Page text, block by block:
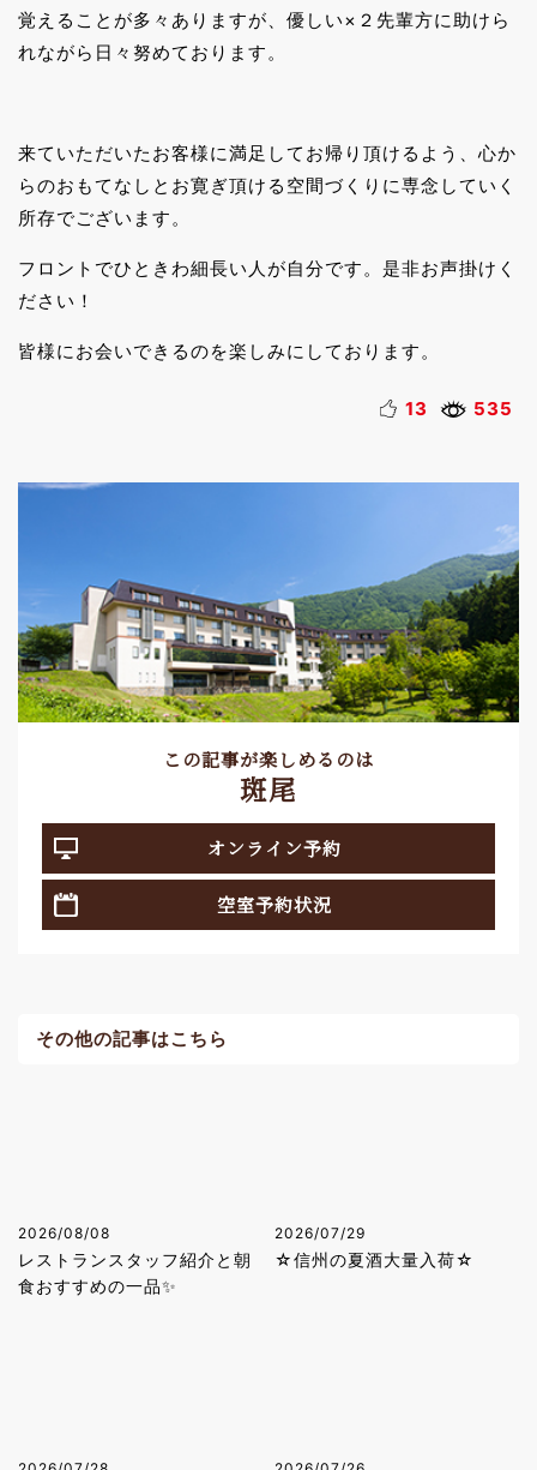
覚えることが多々ありますが、優しい×２先輩方に助けら
れながら日々努めております。
来ていただいたお客様に満足してお帰り頂けるよう、心か
らのおもてなしとお寛ぎ頂ける空間づくりに専念していく
所存でございます。
フロントでひときわ細長い人が自分です。是非お声掛けく
ださい！
皆様にお会いできるのを楽しみにしております。
13 535
この記事が楽しめるのは
斑尾
オンライン予約
空室予約状況
その他の記事はこちら
2026/08/08
レストランスタッフ紹介と朝
食おすすめの一品✨
2026/07/29
☆信州の夏酒大量入荷☆